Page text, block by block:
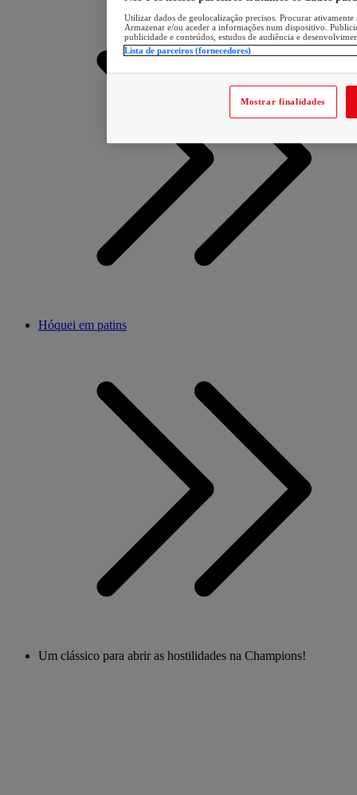
Hóquei em patins
Um clássico para abrir as hostilidades na Champions!
Utilizar dados de geolocalização precisos. Procurar
Armazenar e/ou aceder a informações num dispositivo.
publicidade e conteúdos, estudos de audiência e
Lista de parceiros (fornecedores)
Mostrar finalidades